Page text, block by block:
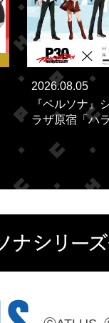
2026.08.05
『ペルソナ』
ラザ原宿「ハ